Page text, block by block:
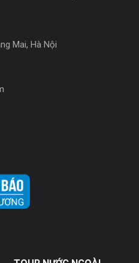
Mai, Hà Nội